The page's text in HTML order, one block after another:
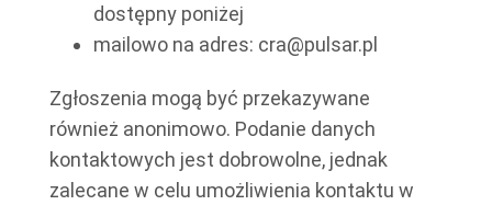
dostępny poniżej
mailowo na adres: cra@pulsar.pl
Zgłoszenia mogą być przekazywane
również anonimowo. Podanie danych
kontaktowych jest dobrowolne, jednak
zalecane w celu umożliwienia kontaktu w